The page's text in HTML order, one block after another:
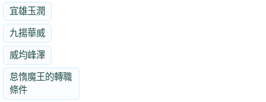
宜雄玉潤
九揚華威
威均峰澤
怠惰魔王的轉職
條件